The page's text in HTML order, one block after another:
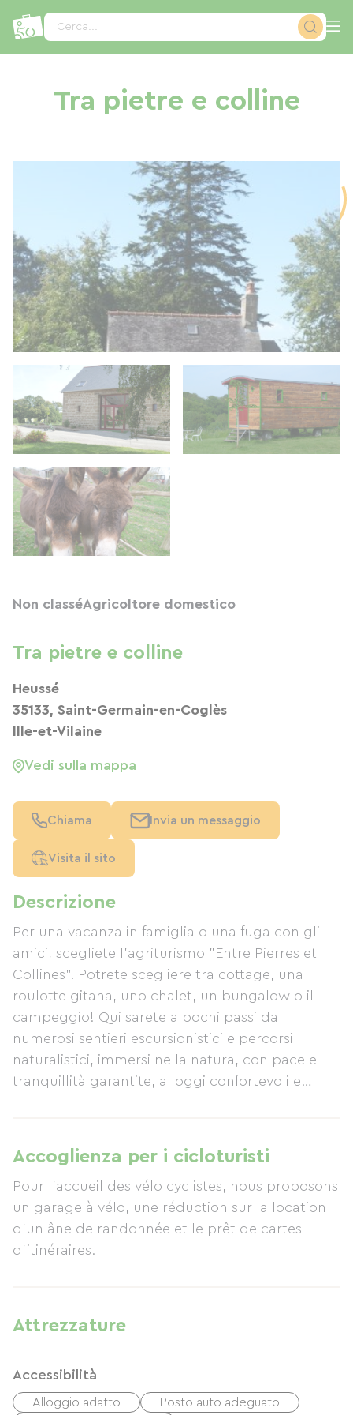
Cerca...
Tra pietre e colline
Descrizione
Per una vacanza in famiglia o una fuga con gli
amici, scegliete l'agriturismo "Entre Pierres et
Collines". Potrete scegliere tra cottage, una
roulotte gitana, uno chalet, un bungalow o il
campeggio! Qui sarete a pochi passi da
numerosi sentieri escursionistici e percorsi
naturalistici, immersi nella natura, con pace e
tranquillità garantite, alloggi confortevoli e
accoglierà calorosamente nel cuore di una
cornice naturale eccezionale. Circondati dal
bosco, potrete avvicinarvi ai nostri animali (asini,
un pony, capre, pecore, pollame, ecc.) e
incontrare la fauna locale. Per esplorare la
regione del Coglais, i nostri simpatici e curiosi
numerosi sentieri escursionistici proprio a due
Mont-Saint-Michel e non lontano dalle spiagge
della Bretagna e della Normandia. Rimarrete
Accoglienza per i cicloturisti
Pour l'accueil des vélo cyclistes, nous proposons
un garage à vélo, une réduction sur la location
d'un âne de randonnée et le prêt de cartes
d'itinéraires.
Attrezzature
Accessibilità
Alloggio adatto
Posto auto adeguato
Non classéAgricoltore domestico
Tra pietre e colline
Heussé
35133, Saint-Germain-en-Coglès
Ille-et-Vilaine
Vedi sulla mappa
Chiama Invia un messaggio
Visita il sito
Pannello di gestione dei cookies